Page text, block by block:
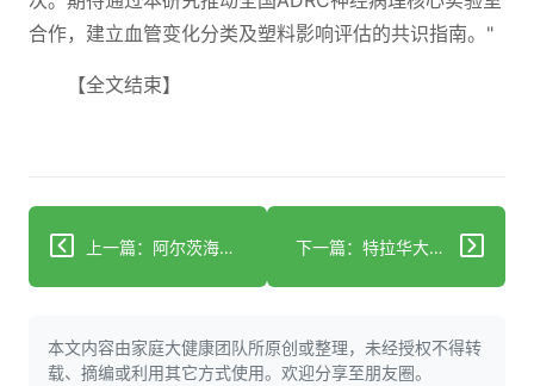
合作，建立血管变化分类及塑料影响评估的共识指南。"
【全文结束】
上一篇：阿尔茨海默病药物可在不改变饮食或运动的情况下实现减重 下一篇：特拉华大学获得历史性1310万美元资助用于阿尔茨海默病预防研究
本文内容由家庭大健康团队所原创或整理，未经授权不得转
载、摘编或利用其它方式使用。欢迎分享至朋友圈。